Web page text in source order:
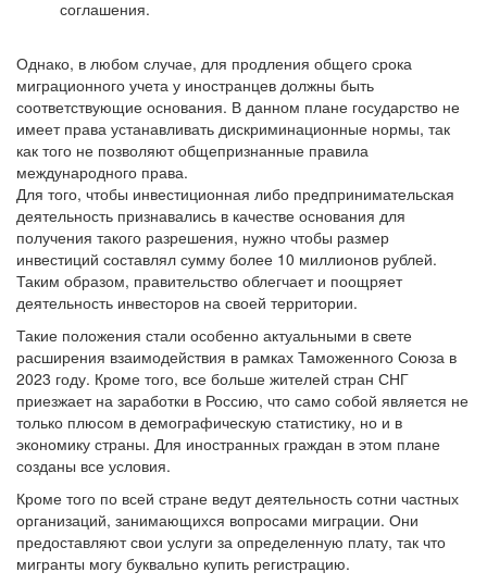
соглашения.
Однако, в любом случае, для продления общего срока
миграционного учета у иностранцев должны быть
соответствующие основания. В данном плане государство не
имеет права устанавливать дискриминационные нормы, так
как того не позволяют общепризнанные правила
международного права.
Для того, чтобы инвестиционная либо предпринимательская
деятельность признавались в качестве основания для
получения такого разрешения, нужно чтобы размер
инвестиций составлял сумму более 10 миллионов рублей.
Таким образом, правительство облегчает и поощряет
деятельность инвесторов на своей территории.
Такие положения стали особенно актуальными в свете
расширения взаимодействия в рамках Таможенного Союза в
2023 году. Кроме того, все больше жителей стран СНГ
приезжает на заработки в Россию, что само собой является не
только плюсом в демографическую статистику, но и в
экономику страны. Для иностранных граждан в этом плане
созданы все условия.
Кроме того по всей стране ведут деятельность сотни частных
организаций, занимающихся вопросами миграции. Они
предоставляют свои услуги за определенную плату, так что
мигранты могу буквально купить регистрацию.